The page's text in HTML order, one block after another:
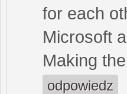
for each
Microsoft
Making
odpowiedz